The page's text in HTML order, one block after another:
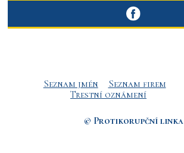
Seznam jmén
Seznam firem
Trestní oznámení
© Protikorupční linka